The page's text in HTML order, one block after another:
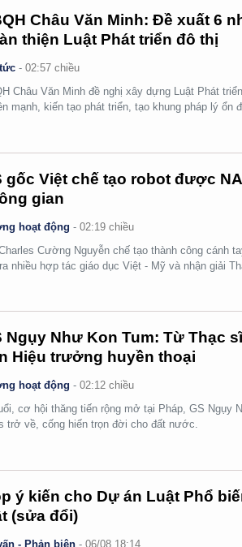
Châu Văn Minh: Đề xuất 6
thiện Luật Phát triển đô thị
-02:57 chiều
Châu Văn Minh đề nghị xây dựng Luật Phát
mạnh, kiến tạo phát triển, tạo khung pháp lý ổn
gốc Việt chế tạo robot được
gian
hoạt động -02:19 chiều
Cường Nguyễn chế tạo thành công cánh
nhiều hợp tác giáo dục Việt - Mỹ và nhận giải
Ngụy Như Kon Tum: Từ Thạc
Hiệu trưởng huyền thoại
hoạt động -02:12 chiều
cơ hội thăng tiến rộng mở tại Pháp, GS Ngụy
trở về, cống hiến trọn đời cho đất nước.
ý kiến cho Dự án Luật Phổ
(sửa đổi)
- Phản biện -06/08 18:14